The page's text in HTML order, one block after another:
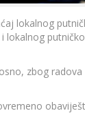
lokalnog
lokalnog
zbog